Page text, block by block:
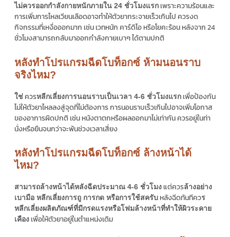
ไม่ควรออกกำลังกายหนักภายใน 24 ชั่วโมงแรก เพราะความร้อนและ
การเพิ่มการไหลเวียนเลือดอาจทำให้ตัวยากระจายเร็วเกินไป ควรงด
กิจกรรมที่เหงื่อออกมาก เช่น เวทหนัก คาร์ดิโอ หรือโยคะร้อน หลังจาก 24
ชั่วโมงสามารถกลับมาออกกำลังกายเบาๆ ได้ตามปกติ
หลังทำโปรแกรมฉีดโบท็อกซ์ ห้ามนอนราบ
จริงไหม?
ใช่ ควรหลีกเลี่ยงการนอนราบเป็นเวลา 4-6 ชั่วโมงแรก เพื่อป้องกัน
ไม่ให้ตัวยาไหลลงสู่จุดที่ไม่ต้องการ การนอนราบเร็วเกินไปอาจเพิ่มโอกาส
ของอาการผิดปกติ เช่น หนังตาตกหรือผลออกมาไม่เท่ากัน ควรอยู่ในท่า
นั่งหรือยืนจนกว่าจะพ้นช่วงเวลาเสี่ยง
หลังทำโปรแกรมฉีดโบท็อกซ์ ล้างหน้าได้
ไหม?
สามารถล้างหน้าได้หลังฉีดประมาณ 4-6 ชั่วโมง แต่ควรล้างอย่าง
เบามือ หลีกเลี่ยงการถู การกด หรือการใช้สครับ หลังฉีดทันทีควร
หลีกเลี่ยงผลิตภัณฑ์ที่มีกรดแรงหรือโฟมล้างหน้าที่ทำให้ผิวระคาย
เคือง เพื่อให้ตัวยาอยู่ในตำแหน่งเดิม